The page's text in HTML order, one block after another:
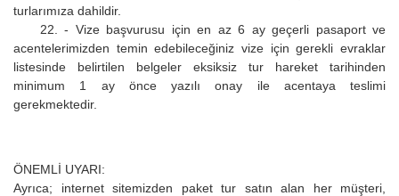
turlarımıza dahildir.
22. - Vize başvurusu için en az 6 ay geçerli pasaport ve
acentelerimizden temin edebileceğiniz vize için gerekli evraklar
listesinde belirtilen belgeler eksiksiz tur hareket tarihinden
minimum 1 ay önce yazılı onay ile acentaya teslimi
gerekmektedir.
ÖNEMLİ UYARI:
Ayrıca; internet sitemizden paket tur satın alan her müşteri,